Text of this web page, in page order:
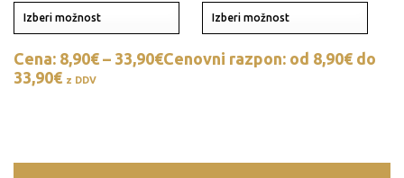
Cena: 8,90€ – 33,90€Cenovni razpon: od 8,90€ do
33,90€ z DDV